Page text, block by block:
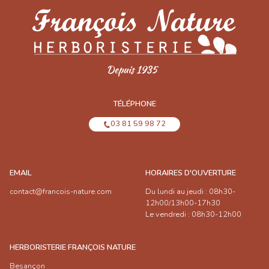
TÉLÉPHONE
03 81 59 98 72
EMAIL
contact@francois-nature.com
HORAIRES D'OUVERTURE
Du lundi au jeudi : 08h30-
12h00/13h00-17h30
Le vendredi : 08h30-12h00
HERBORISTERIE FRANÇOIS NATURE
Besançon